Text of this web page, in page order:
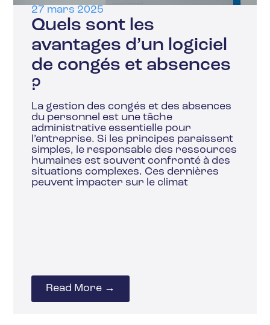
27 mars 2025
Quels sont les
avantages d’un logiciel
de congés et absences
?
La gestion des congés et des absences
du personnel est une tâche
administrative essentielle pour
l’entreprise. Si les principes paraissent
simples, le responsable des ressources
humaines est souvent confronté à des
situations complexes. Ces dernières
peuvent impacter sur le climat
Read More →